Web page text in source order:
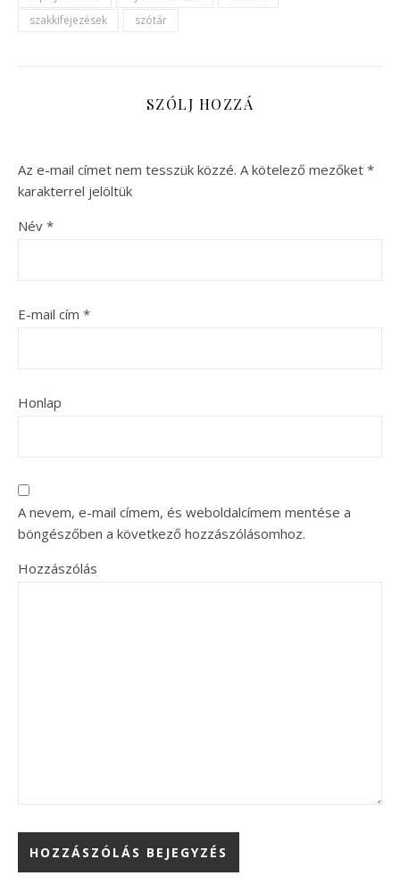
szakkifejezések
szótár
SZÓLJ HOZZÁ
Az e-mail címet nem tesszük közzé. A kötelező mezőket *
karakterrel jelöltük
Név *
E-mail cím *
Honlap
A nevem, e-mail címem, és weboldalcímem mentése a
böngészőben a következő hozzászólásomhoz.
Hozzászólás